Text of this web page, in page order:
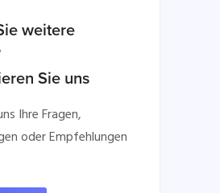
weitere
Sie uns
Ihre Fragen,
oder Empfehlungen